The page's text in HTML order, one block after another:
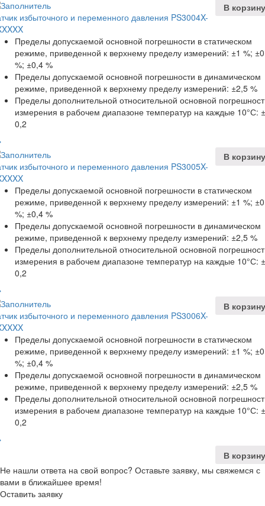
В корзину
избыточного и переменного давления PS3004X-
Пределы допускаемой основной погрешности в статическом
режиме, приведенной к верхнему пределу измерений: ±1 %;
%; ±0,4 %
Пределы допускаемой основной погрешности в динамическом
режиме, приведенной к верхнему пределу измерений: ±2,5 %
Пределы дополнительной относительной основной
измерения в рабочем диапазоне температур на каждые 10°С: ±
0,2
В корзину
избыточного и переменного давления PS3005X-
Пределы допускаемой основной погрешности в статическом
режиме, приведенной к верхнему пределу измерений: ±1 %;
%; ±0,4 %
Пределы допускаемой основной погрешности в динамическом
режиме, приведенной к верхнему пределу измерений: ±2,5 %
Пределы дополнительной относительной основной
измерения в рабочем диапазоне температур на каждые 10°С: ±
0,2
В корзину
избыточного и переменного давления PS3006X-
Пределы допускаемой основной погрешности в статическом
режиме, приведенной к верхнему пределу измерений: ±1 %;
%; ±0,4 %
Пределы допускаемой основной погрешности в динамическом
режиме, приведенной к верхнему пределу измерений: ±2,5 %
Пределы дополнительной относительной основной
измерения в рабочем диапазоне температур на каждые 10°С: ±
0,2
В корзину
Не нашли ответа на свой вопрос? Оставьте заявку, мы свяжемся с
вами в ближайшее время!
Оставить заявку